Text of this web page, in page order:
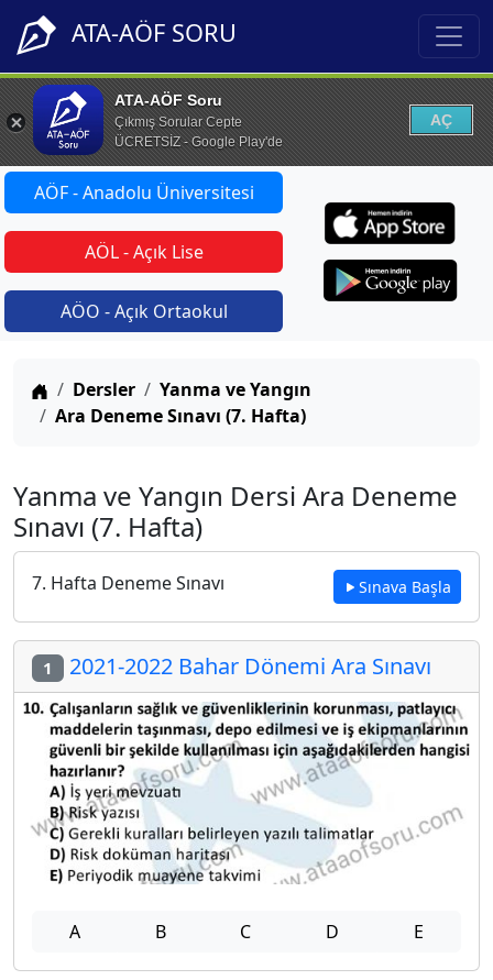
ATA-AÖF SORU
ATA-AÖF Soru
Çıkmış Sorular Cepte
ÜCRETSİZ - Google Play'de
AÇ
AÖF - Anadolu Üniversitesi
AÖL - Açık Lise
AÖO - Açık Ortaokul
Anasayfa
Dersler
Yanma ve Yangın
Ara Deneme Sınavı (7. Hafta)
Yanma ve Yangın Dersi Ara Deneme
Sınavı (7. Hafta)
7. Hafta Deneme Sınavı Sınava Başla
1 2021-2022 Bahar Dönemi Ara Sınavı
A B C D E